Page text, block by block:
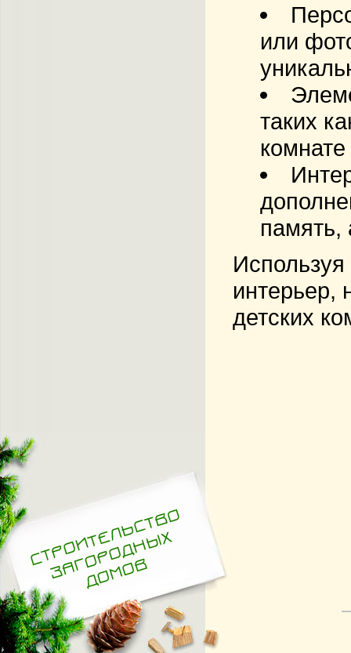
или
таких
память,
интерьер,
детских